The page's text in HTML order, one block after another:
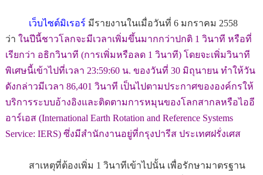
เว็บไซต์มิเรอร์ มีรายงานในเมื่อวันที่ 6 มกราคม 2558
ว่า ในปีนี้ชาวโลกจะมีเวลาเพิ่มขึ้นมากกว่าปกติ 1 วินาที หรือที่
เรียกว่า อธิกวินาที (การเพิ่มหรือลด 1 วินาที) โดยจะเพิ่มวินาที
พิเศษนี้เข้าไปที่เวลา 23:59:60 น. ของวันที่ 30 มิถุนายน ทำให้วัน
ดังกล่าวมีเวลา 86,401 วินาที เป็นไปตามประกาศขององค์กรให้
บริการระบบอ้างอิงและติดตามการหมุนของโลกสากลหรือไออี
อาร์เอส (International Earth Rotation and Reference Systems
Service: IERS) ซึ่งมีสำนักงานอยู่ที่กรุงปารีส ประเทศฝรั่งเศส
สาเหตุที่ต้องเพิ่ม 1 วินาทีเข้าไปนั้น เพื่อรักษามาตรฐาน